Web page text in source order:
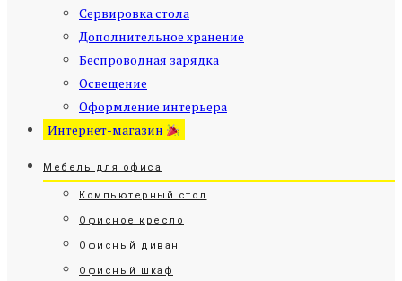
Сервировка стола
Дополнительное хранение
Беспроводная зарядка
Освещение
Оформление интерьера
Интернет-магазин
Мебель для офиса
Компьютерный стол
Офисное кресло
Офисный диван
Офисный шкаф